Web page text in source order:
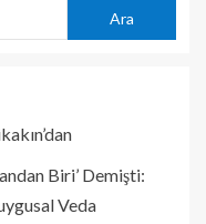
Ara
Biri’ Demişti:
Veda